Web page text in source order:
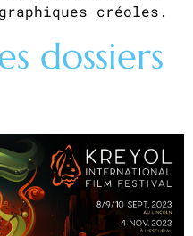
créoles.
dossiers